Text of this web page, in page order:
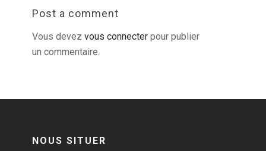
Post a comment
Vous devez vous connecter pour publier
un commentaire.
NOUS SITUER